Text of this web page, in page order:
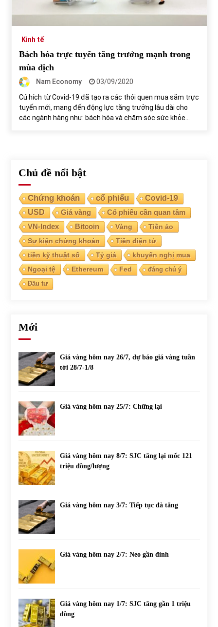
Bất ổn từ các cuộc đấu giá đất ở Thanh Hoá
31/05/2022
S&P Ratings cập nhật xếp hạng tín nhiệm của
Vietcombank và Eximbank
31/05/2022
Chứng khoán ngày 30/5/2022: Top 10 cổ phiếu nổi bật
31/05/2022
Kinh tế
Bách hóa trực tuyến tăng trưởng mạnh trong
mùa dịch
Nam Economy
03/09/2020
Cú hích từ Covid-19 đã tạo ra các thói quen mua sắm trực
tuyến mới, mang đến động lực tăng trưởng lâu dài cho
các ngành hàng như: bách hóa và chăm sóc sức khỏe…
Chủ đề nổi bật
Chứng khoán cổ phiếu
Covid-19
USD
Giá vàng Cổ phiếu cần quan tâm
VN-Index Bitcoin Vàng
Tiền ảo
Sự kiện chứng khoán
Tiền điện tử
tiền kỹ thuật số
Tỷ giá
khuyến nghị mua
Ngoại tệ
Ethereum Fed
đáng chú ý
Đầu tư
Mới
Giá vàng hôm nay 26/7, dự báo giá vàng tuần
tới 28/7-1/8
Giá vàng hôm nay 25/7: Chững lại
Giá vàng hôm nay 8/7: SJC tăng lại mốc 121
triệu đồng/lượng
Giá vàng hôm nay 3/7: Tiếp tục đà tăng
Giá vàng hôm nay 2/7: Neo gần đỉnh
Giá vàng hôm nay 1/7: SJC tăng gần 1 triệu
đồng